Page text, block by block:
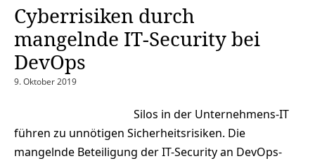
Cyberrisiken durch
mangelnde IT-Security bei
DevOps
9. Oktober 2019
Silos in der Unternehmens-IT
führen zu unnötigen Sicherheitsrisiken. Die
mangelnde Beteiligung der IT-Security an DevOps-